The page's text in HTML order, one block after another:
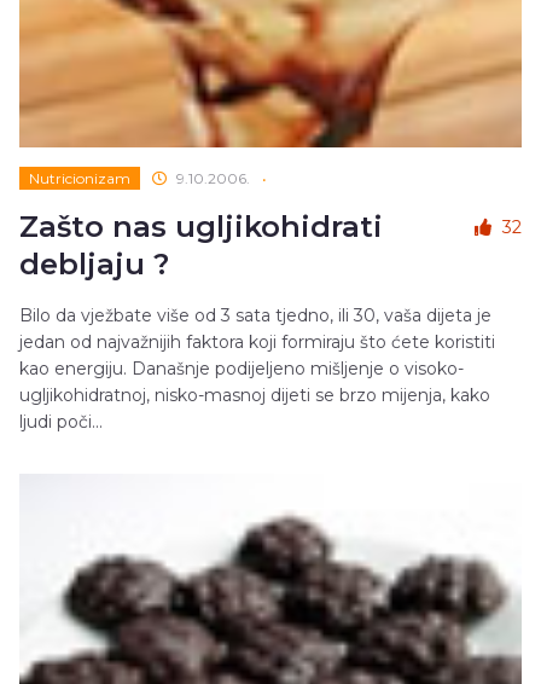
Nutricionizam 9.10.2006. •
Zašto nas ugljikohidrati
debljaju ?
32
Bilo da vježbate više od 3 sata tjedno, ili 30, vaša dijeta je
jedan od najvažnijih faktora koji formiraju što ćete koristiti
kao energiju. Današnje podijeljeno mišljenje o visoko-
ugljikohidratnoj, nisko-masnoj dijeti se brzo mijenja, kako
ljudi poči...